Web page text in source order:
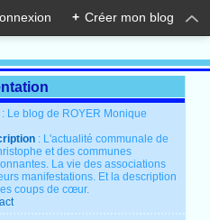
+ Créer mon blog
: Le blog de ROYER Monique
: L'actualité communale de
et des communes
La vie des associations
manifestations. Et la description
coups de cœur.